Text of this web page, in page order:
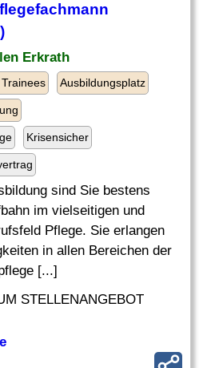
Erkrath
Ausbildungsplatz
Krisensicher
sind Sie bestens
im vielseitigen und
Pflege. Sie erlangen
in allen Bereichen der
[...]
STELLENANGEBOT